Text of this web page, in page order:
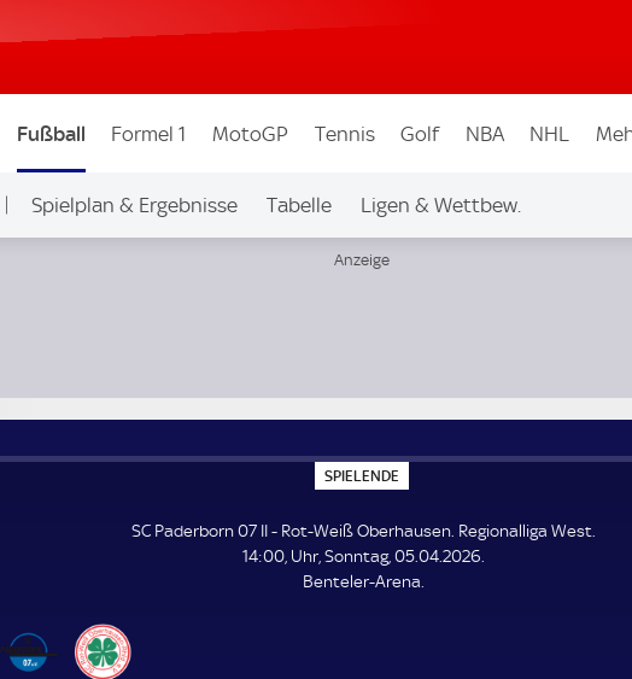
Fußball Formel 1 MotoGP Tennis Golf NBA NHL
Spielplan & Ergebnisse Tabelle Ligen & Wettbew.
SPIELENDE
P
E
L
E
N
SC Paderborn 07 II - Rot-Weiß Oberhausen. Regionalliga West.
14:00, Uhr, Sonntag, 05.04.2026.
Benteler-Arena.